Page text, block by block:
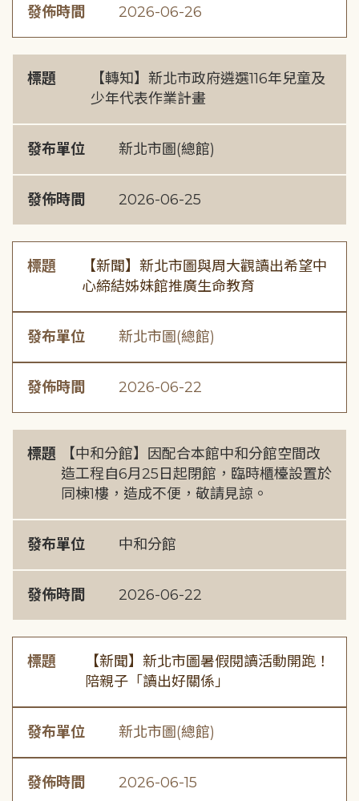
發佈時間 2026-06-26
標題
【轉知】新北市政府遴選116年兒童及
少年代表作業計畫
發布單位 新北市圖(總館)
發佈時間 2026-06-25
標題
【新聞】新北市圖與周大觀讀出希望中
心締結姊妹館推廣生命教育
發布單位 新北市圖(總館)
發佈時間 2026-06-22
標題
【中和分館】因配合本館中和分館空間改
造工程自6月25日起閉館，臨時櫃檯設置於
同棟1樓，造成不便，敬請見諒。
發布單位 中和分館
發佈時間 2026-06-22
標題
【新聞】新北市圖暑假閱讀活動開跑！
陪親子「讀出好關係」
發布單位 新北市圖(總館)
發佈時間 2026-06-15